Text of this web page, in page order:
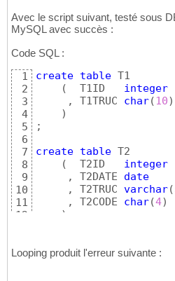
Avec le script suivant, testé sous
MySQL avec succès :
Code SQL :
1
2
3
4
5
6
7
8
9
10
11
12
15
create table T1
(
  T1ID
integer
     , T1TRUC
char(10)
)
;
create table T2
(
  T2ID
integer
     , T2DATE
date
     , T2TRUC
varchar(
     , T2CODE
char(4)
)
create
table T3
Looping produit l'erreur suivante :